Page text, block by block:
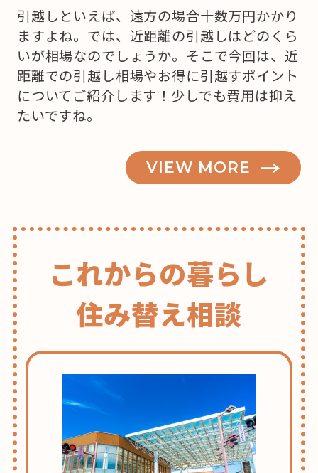
引越しといえば、遠方の場合十数万円かかり
ますよね。では、近距離の引越しはどのくら
いが相場なのでしょうか。そこで今回は、近
距離での引越し相場やお得に引越すポイント
についてご紹介します！少しでも費用は抑え
たいですね。
VIEW MORE
これからの暮らし
住み替え相談